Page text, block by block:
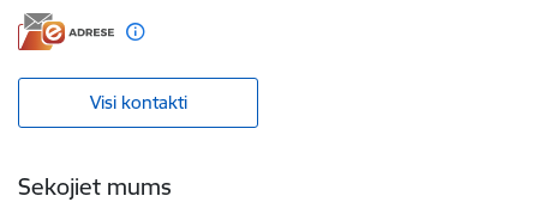
Visi kontakti
Sekojiet mums